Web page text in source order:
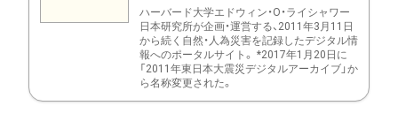
ハーバード大学エドウィン・O・ライシャワー
日本研究所が企画・運営する、2011年3月11日
から続く自然・人為災害を記録したデジタル情
報へのポータルサイト。 *2017年1月20日に
「2011年東日本大震災デジタルアーカイブ」か
ら名称変更された。